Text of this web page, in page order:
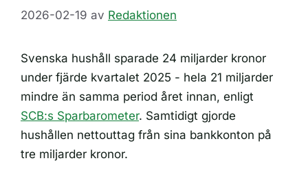
2026-02-19 av Redaktionen
Svenska hushåll sparade 24 miljarder kronor
under fjärde kvartalet 2025 - hela 21 miljarder
mindre än samma period året innan, enligt
SCB:s Sparbarometer. Samtidigt gjorde
hushållen nettouttag från sina bankkonton på
tre miljarder kronor.